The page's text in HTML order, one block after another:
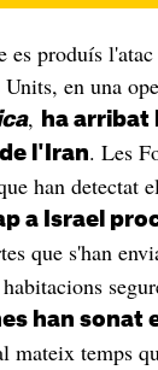
es produís
en una
,
ha arribat
l'Iran. Les
han detectat
a Israel
que s'han
han sonat
mateix temps